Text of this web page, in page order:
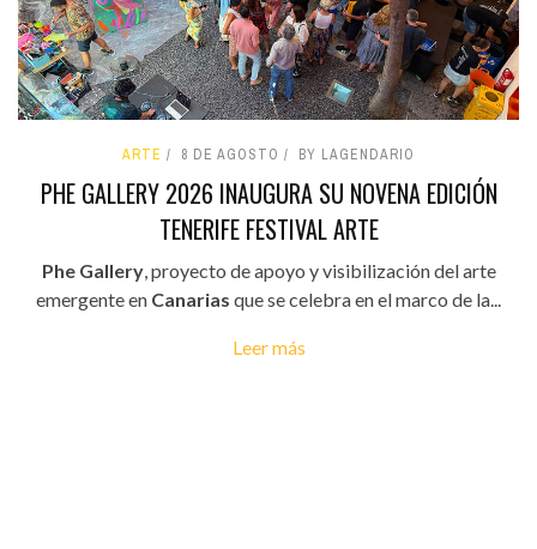
ARTE 8 DE AGOSTO BY LAGENDARIO
PHE GALLERY 2026 INAUGURA SU NOVENA EDICIÓN
TENERIFE FESTIVAL ARTE
Phe Gallery, proyecto de apoyo y visibilización del arte
emergente en Canarias que se celebra en el marco de la...
Leer más